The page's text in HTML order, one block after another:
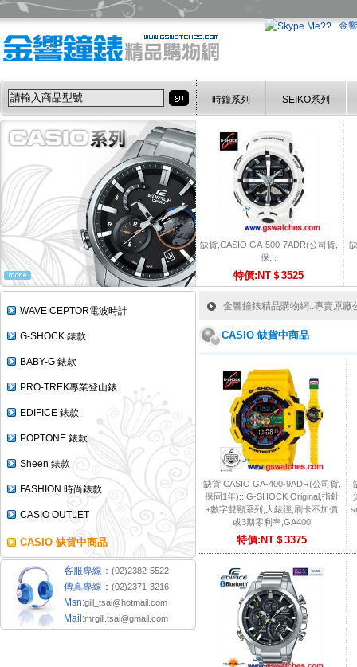
金
時鐘系列 SEIKO系列
缺貨,CASIO GA-500-7ADR(公司貨,
保...
特價:NT＄3525
WAVE CEPTOR電波時計
G-SHOCK 錶款
BABY-G 錶款
PRO-TREK專業登山錶
EDIFICE 錶款
POPTONE 錶款
Sheen 錶款
FASHION 時尚錶款
CASIO OUTLET
CASIO 缺貨中商品
客服專線： (02)2382-5522
傳真專線： (02)2371-3216
Msn:gill_tsai@hotmail.com
Mail:mrgill.tsai@gmail.com
金響鐘錶精品購物網::專賣原廠
CASIO 缺貨中商品
缺貨,CASIO GA-400-9ADR(公司貨,
保固1年):::G-SHOCK Original,指針
+數字雙顯系列,大錶徑,刷卡不加價
或3期零利率,GA400
特價:NT＄3375